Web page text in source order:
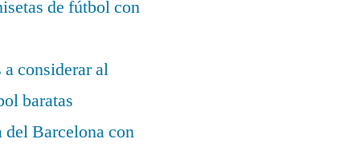
de fútbol con
considerar al
baratas
Barcelona con